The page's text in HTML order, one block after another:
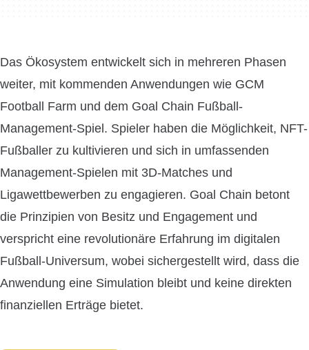
Das Ökosystem entwickelt sich in mehreren Phasen
weiter, mit kommenden Anwendungen wie GCM
Football Farm und dem Goal Chain Fußball-
Management-Spiel. Spieler haben die Möglichkeit, NFT-
Fußballer zu kultivieren und sich in umfassenden
Management-Spielen mit 3D-Matches und
Ligawettbewerben zu engagieren. Goal Chain betont
die Prinzipien von Besitz und Engagement und
verspricht eine revolutionäre Erfahrung im digitalen
Fußball-Universum, wobei sichergestellt wird, dass die
Anwendung eine Simulation bleibt und keine direkten
finanziellen Erträge bietet.